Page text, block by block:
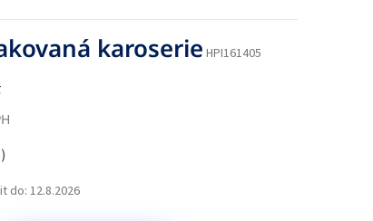
karoserieHPI161405
)
do: 12.8.2026